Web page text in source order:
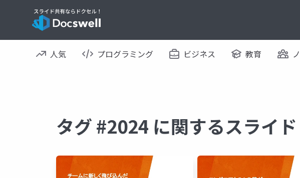
人気 プログラミング ビジネス 教育
タグ #2024 に関するスライド